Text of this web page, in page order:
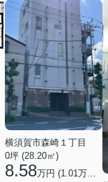
横須賀市森崎１丁目
0坪 (28.20㎡)
8.58万円 (1.01万円/坪)